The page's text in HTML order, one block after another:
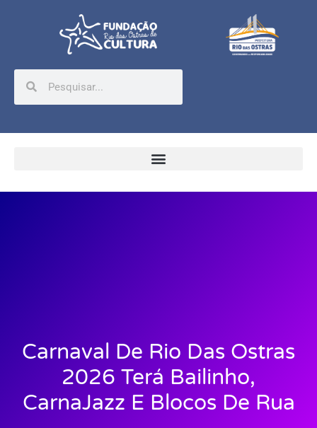
Carnaval De Rio Das Ostras
2026 Terá Bailinho,
CarnaJazz E Blocos De Rua